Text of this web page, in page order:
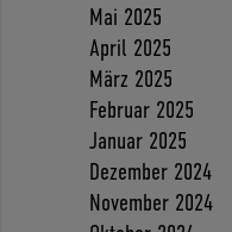
Mai 2025
April 2025
März 2025
Februar 2025
Januar 2025
Dezember 2024
November 2024